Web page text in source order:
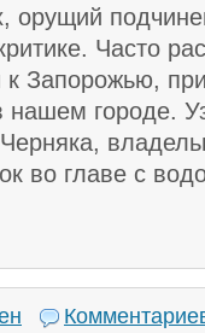
орущий
Часто
к Запорожью,
городе.
во главе с